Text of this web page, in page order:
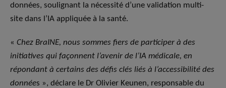
données, soulignant la nécessité d’une validation multi-
site dans l’IA appliquée à la santé.
« Chez BraINE, nous sommes fiers de participer à des
initiatives qui façonnent l’avenir de l’IA médicale, en
répondant à certains des défis clés liés à l’accessibilité des
données », déclare le Dr Olivier Keunen, responsable du